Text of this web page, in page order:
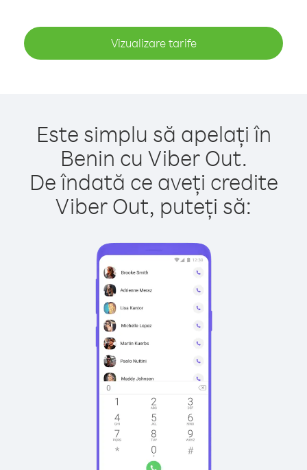
Vizualizare tarife
Este simplu să apelați în
Benin cu Viber Out.
De îndată ce aveți credite
Viber Out, puteți să: